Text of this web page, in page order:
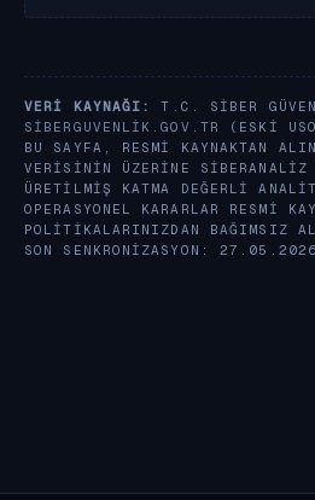
VERI KAYNAĞI:
T.C. SIBER
SIBERGUVENLIK.GOV.TR
(ESKI
BU SAYFA, RESMI KAYNAKTAN
VERISININ ÜZERINE SIBERANALIZ
ÜRETILMIŞ KATMA DEĞERLI
OPERASYONEL KARARLAR RESMI
POLITIKALARINIZDAN BAĞIMSIZ
SON SENKRONIZASYON: